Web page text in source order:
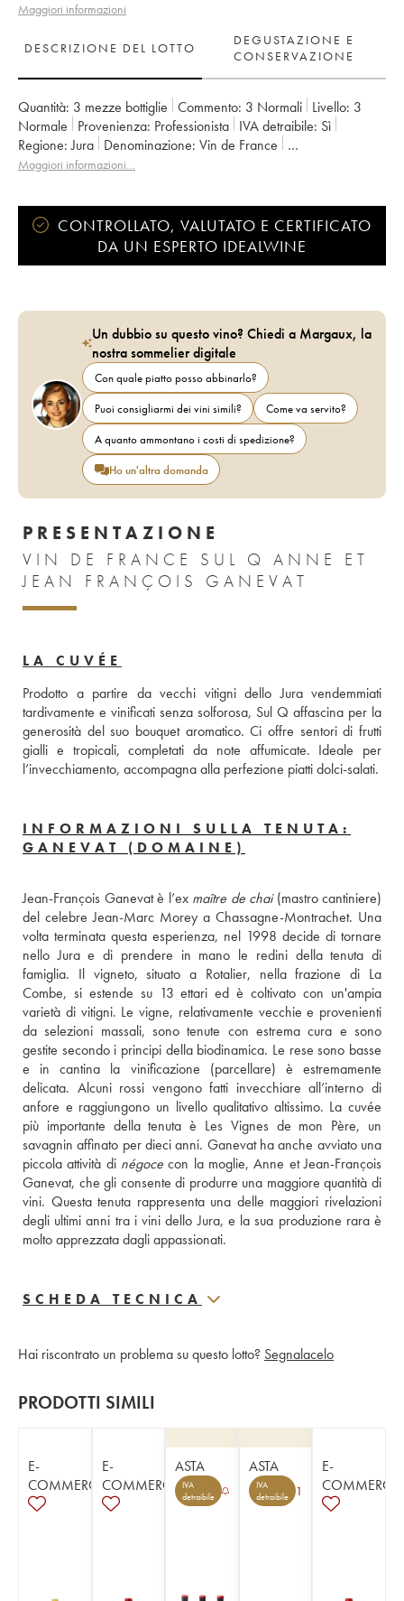
Maggiori informazioni
DESCRIZIONE DEL LOTTO
DEGUSTAZIONE E
CONSERVAZIONE
Quantità: 3 mezze bottiglie Commento: 3 Normali Livello: 3
Normale
Provenienza: professionista IVA detraibile:
sì
Regione: Jura Denominazione:
Vin de France
Proprietario:
Anne et Jean François Ganevat
Maggiori informazioni…
CONTROLLATO, VALUTATO E CERTIFICATO
DA UN ESPERTO IDEALWINE
Un dubbio su questo vino? Chiedi a Margaux, la
nostra sommelier digitale
Con quale piatto posso abbinarlo?
Puoi consigliarmi dei vini simili?
Come va servito?
A quanto ammontano i costi di spedizione?
Ho un'altra domanda
PRESENTAZIONE
VIN DE FRANCE SUL Q ANNE ET
JEAN FRANÇOIS GANEVAT
LA CUVÉE
Prodotto a partire da vecchi vitigni dello Jura vendemmiati
tardivamente e vinificati senza solforosa, Sul Q affascina per la
generosità del suo bouquet aromatico. Ci offre sentori di frutti
gialli e tropicali, completati da note affumicate. Ideale per
l’invecchiamento, accompagna alla perfezione piatti dolci-salati.
INFORMAZIONI SULLA TENUTA:
GANEVAT (DOMAINE)
Jean-François Ganevat è l’ex maître de chai (mastro cantiniere)
del celebre Jean-Marc Morey a Chassagne-Montrachet. Una
volta terminata questa esperienza, nel 1998 decide di tornare
nello Jura e di prendere in mano le redini della tenuta di
famiglia. Il vigneto, situato a Rotalier, nella frazione di La
Combe, si estende su 13 ettari ed è coltivato con un'ampia
varietà di vitigni. Le vigne, relativamente vecchie e provenienti
da selezioni massali, sono tenute con estrema cura e sono
gestite secondo i principi della biodinamica. Le rese sono basse
e in cantina la vinificazione (parcellare) è estremamente
delicata. Alcuni rossi vengono fatti invecchiare all’interno di
anfore e raggiungono un livello qualitativo altissimo. La cuvée
più importante della tenuta è Les Vignes de mon Père, un
savagnin affinato per dieci anni. Ganevat ha anche avviato una
piccola attività di négoce con la moglie, Anne et Jean-François
Ganevat, che gli consente di produrre una maggiore quantità di
vini. Questa tenuta rappresenta una delle maggiori rivelazioni
degli ultimi anni tra i vini dello Jura, e la sua produzione rara è
molto apprezzata dagli appassionati.
SCHEDA TECNICA
Hai riscontrato un problema su questo lotto? Segnalacelo
PRODOTTI SIMILI
E-
COMMERCE
E-
COMMERCE
ASTA
IVA
detraibile
ASTA
IVA
detraibile
1
E-
COMMERCE